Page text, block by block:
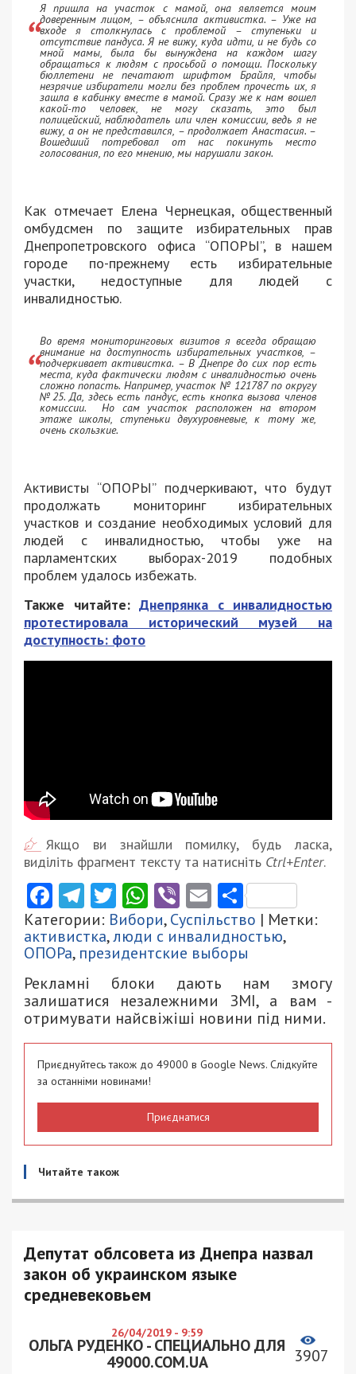
Я пришла на участок с мамой, она является моим
доверенным лицом, – объяснила активистка. – Уже на
входе я столкнулась с проблемой – ступеньки и
отсутствие пандуса. Я не вижу, куда идти, и не будь со
мной мамы, была бы вынуждена на каждом шагу
обращаться к людям с просьбой о помощи. Поскольку
бюллетени не печатают шрифтом Брайля, чтобы
незрячие избиратели могли без проблем прочесть их, я
зашла в кабинку вместе в мамой. Сразу же к нам вошел
какой-то человек, не могу сказать, это был
полицейский, наблюдатель или член комиссии, ведь я не
вижу, а он не представился, – продолжает Анастасия. –
Вошедший потребовал от нас покинуть место
голосования, по его мнению, мы нарушали закон.
Как отмечает Елена Чернецкая, общественный
омбудсмен по защите избирательных прав
Днепропетровского офиса “ОПОРЫ”, в нашем
городе по-прежнему есть избирательные
участки, недоступные для людей с
инвалидностью.
Во время мониторинговых визитов я всегда обращаю
внимание на доступность избирательных участков, –
подчеркивает активистка. – В Днепре до сих пор есть
места, куда фактически людям с инвалидностью очень
сложно попасть. Например, участок № 121787 по округу
№25. Да, здесь есть пандус, есть кнопка вызова членов
комиссии. Но сам участок расположен на втором
этаже школы, ступеньки двухуровневые, к тому же,
очень скользкие.
Активисты “ОПОРЫ” подчеркивают, что будут
продолжать мониторинг избирательных
участков и создание необходимых условий для
людей с инвалидностью, чтобы уже на
парламентских выборах-2019 подобных
проблем удалось избежать.
Также читайте: Днепрянка с инвалидностью
протестировала исторический музей на
доступность: фото
Якщо ви знайшли помилку, будь ласка,
виділіть фрагмент тексту та натисніть Ctrl+Enter.
Facebook
Telegram
Twitter
WhatsApp
ViberEmail
Категории: Вибори,Суспільство | Метки:
активистка,люди с инвалидностью,
ОПОРа, президентские выборы
Рекламні блоки дають нам змогу
залишатися незалежними ЗМІ, а вам -
отримувати найсвіжіші новини під ними.
Приєднуйтесь також до 49000 в Google News. Слідкуйте
за останніми новинами!
Приєднатися
Читайте також
Депутат облсовета из Днепра назвал
закон об украинском языке
средневековьем
26/04/2019 - 9:59
ОЛЬГА РУДЕНКО - СПЕЦИАЛЬНО ДЛЯ
49000.COM.UA
3907